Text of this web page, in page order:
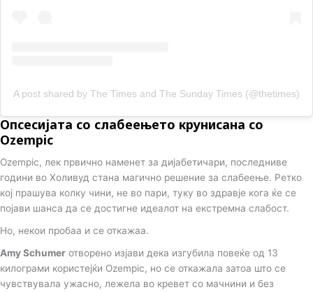
A post shared by The Times and The Sunday Times (@thetimes)
Опсесијата со слабеењето крунисана со
Ozempic
Ozempic, лек првично наменет за дијабетичари, последниве
години во Холивуд стана магично решение за слабеење. Ретко
кој прашува колку чини, не во пари, туку во здравје кога ќе се
појави шанса да се достигне идеалот на екстремна слабост.
Но, некои пробаа и се откажаа.
Amy Schumer отворено изјави дека изгубила повеќе од 13
килограми користејќи Ozempic, но се откажала затоа што се
чувствувала ужасно, лежела во кревет со мачнини и без